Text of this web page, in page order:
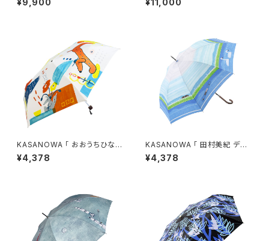
ゴーラウンド」
¥9,900 ¥11,000
KASANOWA 「 おおうちひな
こ デザイン "My Pocket" 」
折りたたみ傘
¥4,378
KASANOWA 「 田村美紀 デザ
イン " 湖のほとり " 」
¥4,378